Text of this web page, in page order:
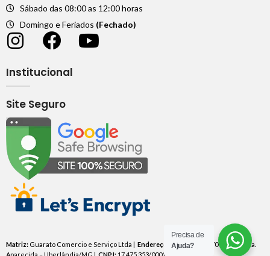
Sábado das 08:00 as 12:00 horas
Domingo e Feriados (Fechado)
Institucional
Site Seguro
Matriz: Guarato Comercio e Serviço Ltda | Endereço:
Av. Brasil, 1470 – Nossa Sra.
Precisa de
Ajuda?